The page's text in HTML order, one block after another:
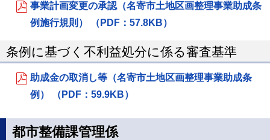
事業計画変更の承認（名寄市土地区画整理事業助成条
例施行規則） （PDF：57.8KB）
条例に基づく不利益処分に係る審査基準
助成金の取消し等（名寄市土地区画整理事業助成条
例） （PDF：59.9KB）
都市整備課管理係